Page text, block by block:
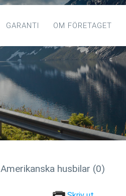
GARANTI OM FÖRETAGET
Amerikanska husbilar (0)